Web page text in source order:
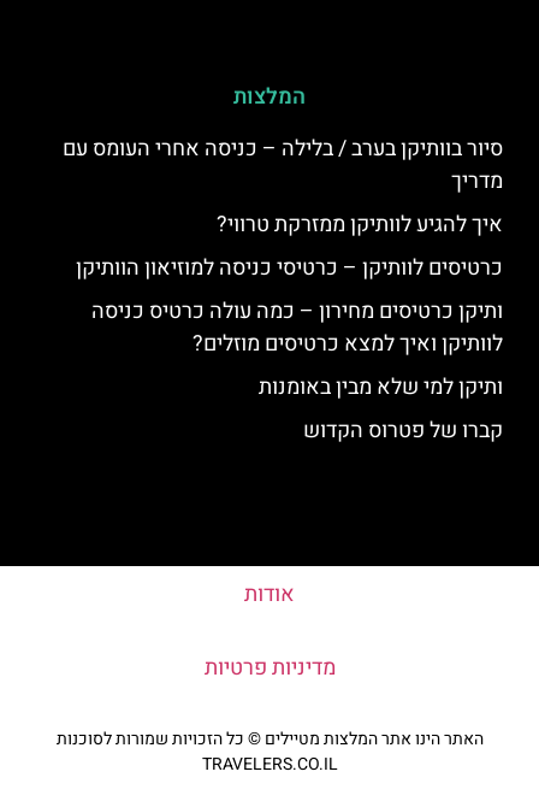
המלצות
סיור בוותיקן בערב / בלילה – כניסה אחרי העומס עם
מדריך
איך להגיע לוותיקן ממזרקת טרווי?
כרטיסים לוותיקן – כרטיסי כניסה למוזיאון הוותיקן
ותיקן כרטיסים מחירון – כמה עולה כרטיס כניסה
לוותיקן ואיך למצא כרטיסים מוזלים?
ותיקן למי שלא מבין באומנות
קברו של פטרוס הקדוש
אודות
מדיניות פרטיות
האתר הינו אתר המלצות מטיילים © כל הזכויות שמורות לסוכנות
TRAVELERS.CO.IL